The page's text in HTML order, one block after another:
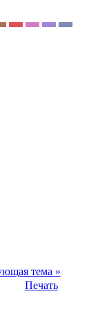
тема »
Печать